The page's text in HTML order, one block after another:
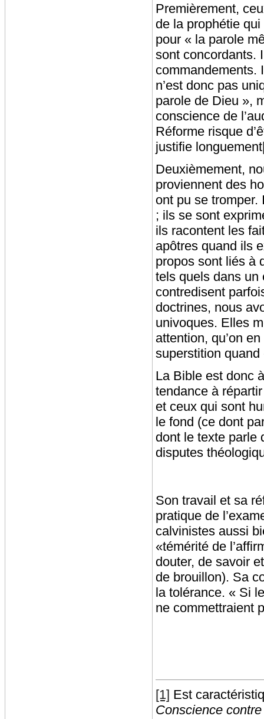
Premièrement,
de la prophétie
pour « la parole
sont concordants.
commandements.
n’est donc pas
parole de Dieu »,
conscience de
Réforme risque
justifie longuement
Deuxièmement,
proviennent des
ont pu se tromper.
; ils se sont
ils racontent les
apôtres quand ils
propos sont liés à
tels quels dans un
contredisent
doctrines, nous
univoques. Elles
attention, qu’on
superstition
La Bible est donc
tendance à
et ceux qui sont
le fond (ce dont
dont le texte parle
disputes
Son travail et sa
pratique de
calvinistes aussi
«témérité de
douter, de savoir
de brouillon). Sa
la tolérance. « Si
ne commettraient
[1] Est
Conscience